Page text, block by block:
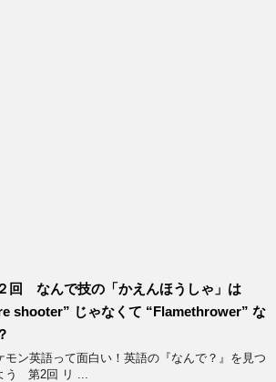
回 なんで技の「かえんほうしゃ」は
shooter” じゃなくて “Flamethrower” な
モン英語って面白い！英語の『なんで？』を見つ
う 第2回 リ ...